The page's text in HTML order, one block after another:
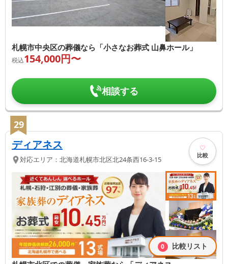
札幌市中央区の葬儀なら「小さなお葬式 山鼻ホール」
税込154,000円〜
相談する
29
ディアネス
対応エリア： 北海道札幌市北区北24条西16-3-15 比較
0 比較リスト